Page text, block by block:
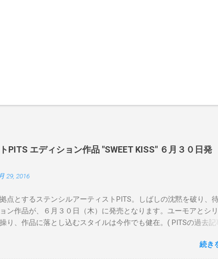
PITS エディション作品 "SWEET KISS" ６月３０日発
29, 2016
点とするステンシルアーティストPITS。しばしの沈黙を破り、
ン作品が、６月３０日（木）に発売となります。ユーモアとシ
り、作品に落とし込むスタイルは今作でも健在。( PITSの過去記
GREEN/PINK/YELLOW エディション：各色５ サイズ：800mm
続き